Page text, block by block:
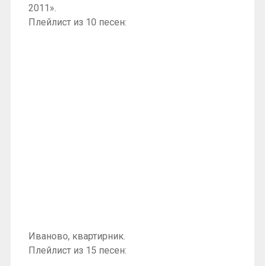
2011».
Плейлист из 10 песен:
Иваново, квартирник.
Плейлист из 15 песен: